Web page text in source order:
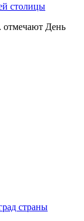
столицы
День
страны